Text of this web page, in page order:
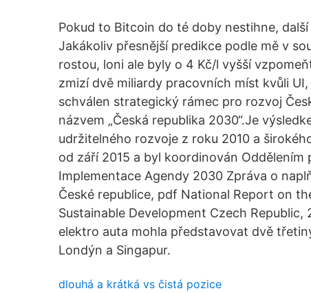
Pokud to Bitcoin do té doby nestihne,
Jakákoliv přesnější predikce podle mě v
rostou, loni ale byly o 4 Kč/l vyšší
zmizí dvě miliardy pracovních míst kvůli
schválen strategický rámec pro rozvoj
názvem „Česká republika 2030“.Je
udržitelného rozvoje z roku 2010 a
od září 2015 a byl koordinován
Implementace Agendy 2030 Zpráva o
České republice, pdf National Report on
Sustainable Development Czech
elektro auta mohla představovat dvě
Londýn a Singapur.
dlouhá a krátká vs čistá pozice